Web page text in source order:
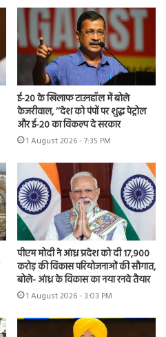
ई-20 के खिलाफ टाउनहॉल में बोले
केजरीवाल, ‘‘देश को पंपों पर शुद्ध पेट्रोल
और ई-20 का विकल्प दे सरकार
1 August 2026 - 7:35 PM
पीएम मोदी ने आंध्र प्रदेश को दी 17,900
करोड़ की विकास परियोजनाओं की सौगात,
बोले- आंध्र के विकास का नया रनवे तैयार
1 August 2026 - 3:03 PM